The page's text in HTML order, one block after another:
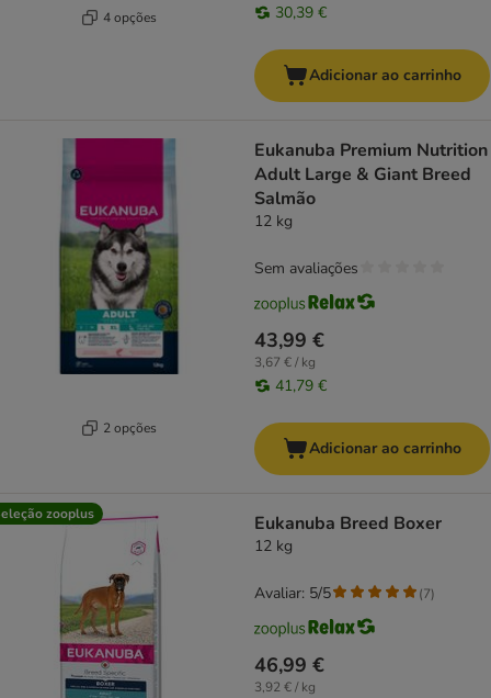
4 opções 30,39 €
Adicionar ao carrinho
2 opções
Eukanuba Premium Nutrition
Adult Large & Giant Breed
Salmão
12 kg
43,99 €
3,67 € / kg
41,79 €
Sem avaliações
Adicionar ao carrinho
zooplus Eukanuba Breed Boxer
12 kg
46,99 €
3,92 € / kg
Avaliar: 5/5 (7)